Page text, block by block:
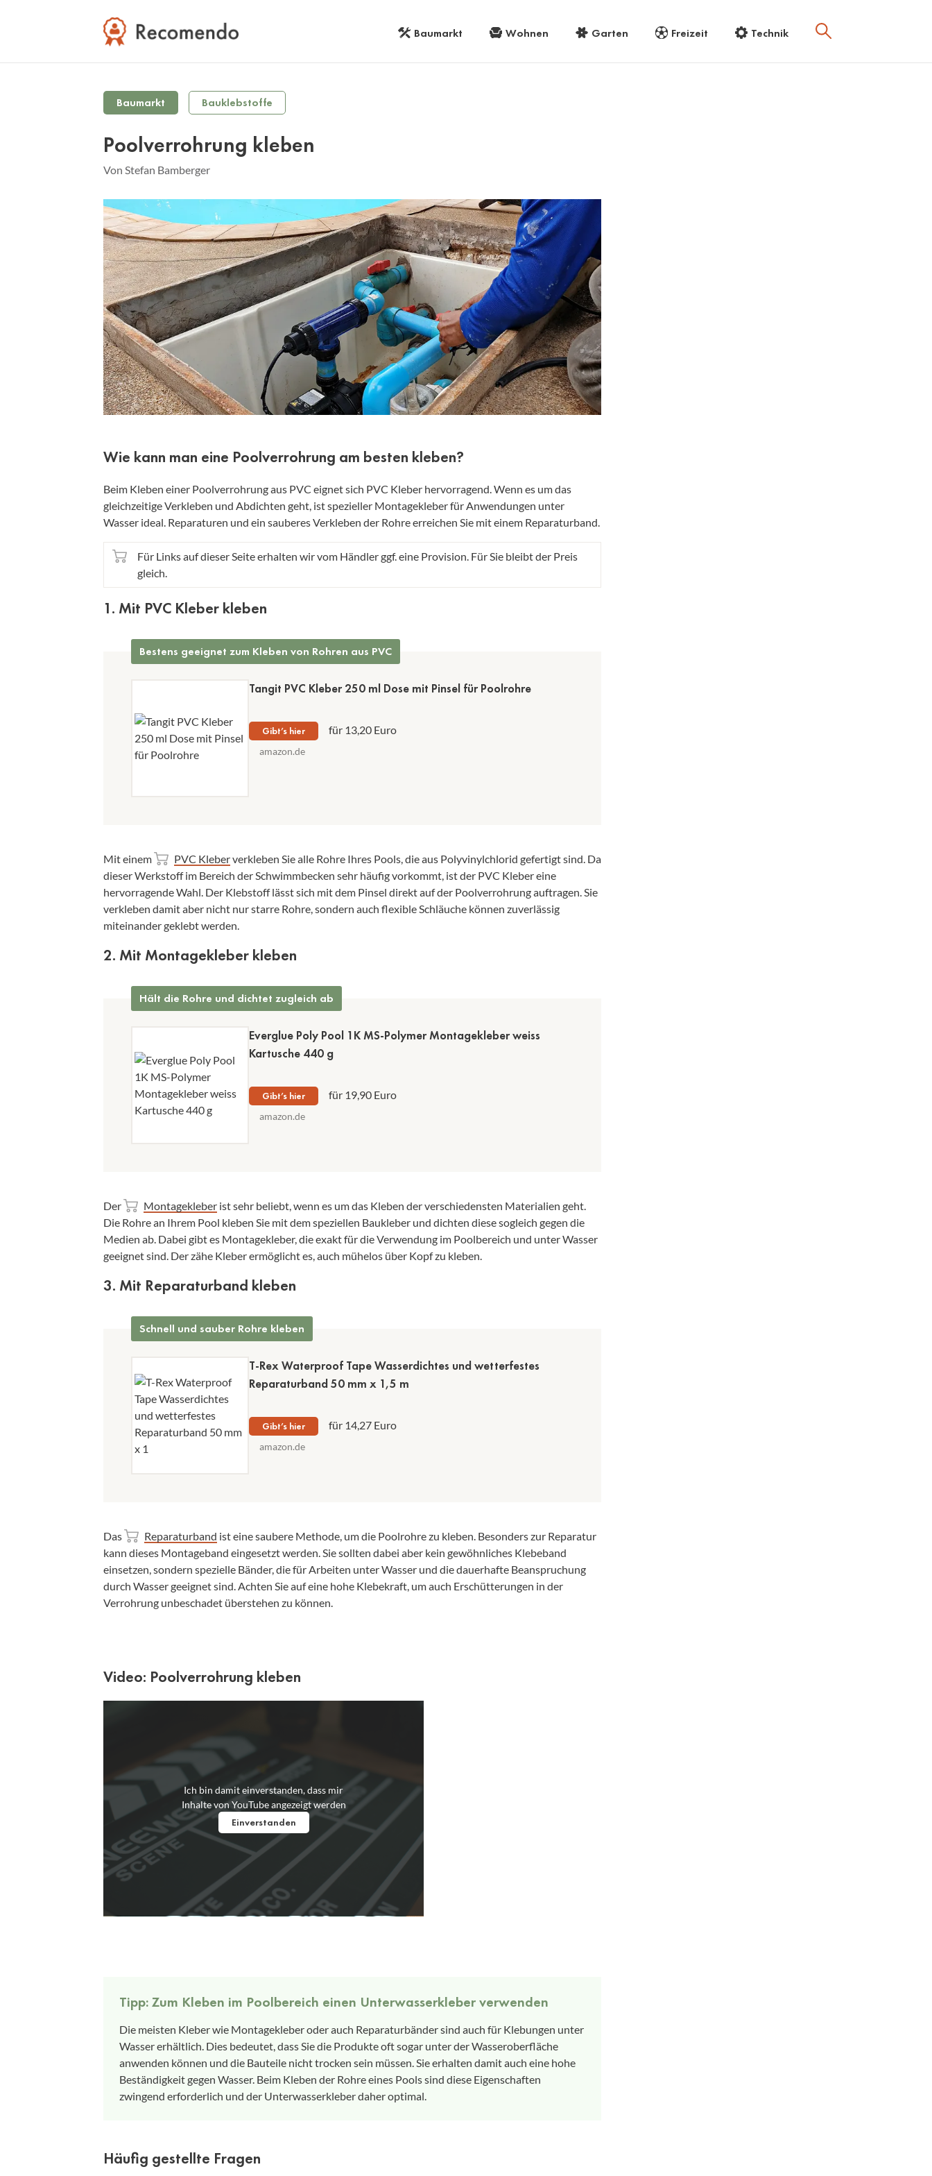
Baumarkt Wohnen Garten Freizeit Technik
Baumarkt Bauklebstoffe
Poolverrohrung kleben
Von Stefan Bamberger
Wie kann man eine Poolverrohrung am besten kleben?
Beim Kleben einer Poolverrohrung aus PVC eignet sich PVC Kleber hervorragend. Wenn es um das
gleichzeitige Verkleben und Abdichten geht, ist spezieller Montagekleber für Anwendungen unter
Wasser ideal. Reparaturen und ein sauberes Verkleben der Rohre erreichen Sie mit einem Reparaturband.
Für Links auf dieser Seite erhalten wir vom Händler ggf. eine Provision. Für Sie bleibt der Preis
gleich.
1. Mit PVC Kleber kleben
Bestens geeignet zum Kleben von Rohren aus PVC
Tangit PVC Kleber 250 ml Dose mit Pinsel für Poolrohre
Gibt’s hier für 13,20 Euro
amazon.de
Mit einem PVC Kleberverkleben Sie alle Rohre Ihres Pools, die aus Polyvinylchlorid gefertigt sind. Da
dieser Werkstoff im Bereich der Schwimmbecken sehr häufig vorkommt, ist der PVC Kleber eine
hervorragende Wahl. Der Klebstoff lässt sich mit dem Pinsel direkt auf der Poolverrohrung auftragen. Sie
verkleben damit aber nicht nur starre Rohre, sondern auch flexible Schläuche können zuverlässig
miteinander geklebt werden.
2. Mit Montagekleber kleben
Hält die Rohre und dichtet zugleich ab
Everglue Poly Pool 1K MS-Polymer Montagekleber weiss
Kartusche 440 g
Gibt’s hier für 19,90 Euro
amazon.de
Der Montagekleber ist sehr beliebt, wenn es um das Kleben der verschiedensten Materialien geht.
Die Rohre an Ihrem Pool kleben Sie mit dem speziellen Baukleber und dichten diese sogleich gegen die
Medien ab. Dabei gibt es Montagekleber, die exakt für die Verwendung im Poolbereich und unter Wasser
geeignet sind. Der zähe Kleber ermöglicht es, auch mühelos über Kopf zu kleben.
3. Mit Reparaturband kleben
Schnell und sauber Rohre kleben
T-Rex Waterproof Tape Wasserdichtes und wetterfestes
Reparaturband 50 mm x 1,5 m
Gibt’s hier für 14,27 Euro
amazon.de
Das Reparaturband ist eine saubere Methode, um die Poolrohre zu kleben. Besonders zur Reparatur
kann dieses Montageband eingesetzt werden. Sie sollten dabei aber kein gewöhnliches Klebeband
einsetzen, sondern spezielle Bänder, die für Arbeiten unter Wasser und die dauerhafte Beanspruchung
durch Wasser geeignet sind. Achten Sie auf eine hohe Klebekraft, um auch Erschütterungen in der
Verrohrung unbeschadet überstehen zu können.
Video: Poolverrohrung kleben
Ich bin damit einverstanden, dass mir
Inhalte von YouTube angezeigt werden
Einverstanden
Tipp: Zum Kleben im Poolbereich einen Unterwasserkleber verwenden
Die meisten Kleber wie Montagekleber oder auch Reparaturbänder sind auch für Klebungen unter
Wasser erhältlich. Dies bedeutet, dass Sie die Produkte oft sogar unter der Wasseroberfläche
anwenden können und die Bauteile nicht trocken sein müssen. Sie erhalten damit auch eine hohe
Beständigkeit gegen Wasser. Beim Kleben der Rohre eines Pools sind diese Eigenschaften
zwingend erforderlich und der Unterwasserkleber daher optimal.
Häufig gestellte Fragen